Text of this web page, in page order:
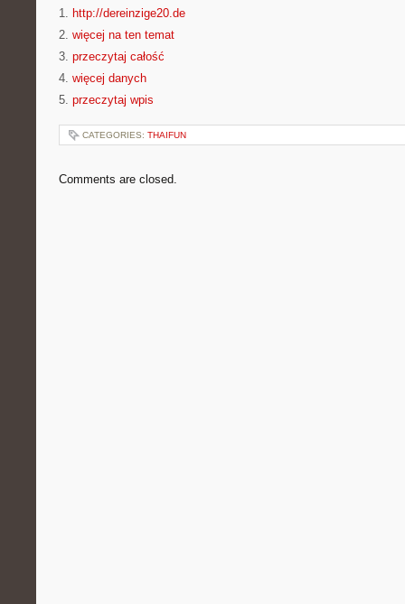
1. http://dereinzige20.de
2. więcej na ten temat
3. przeczytaj całość
4. więcej danych
5. przeczytaj wpis
CATEGORIES: THAIFUN
Comments are closed.